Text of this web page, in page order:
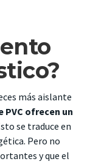
más aislante
PVC ofrecen un
se traduce en
Pero no
y que el